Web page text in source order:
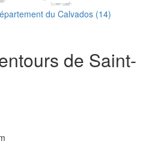
du Calvados (14)
de Saint-